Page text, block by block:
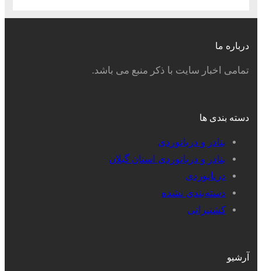
درباره ما
تمامی اخبار سایت با ذکر منبع می باشد.
دسته بندی ها
بنادر و دریانوردی
بنادر و دریانوردی استان گیلان
دریانوردی
دسته‌بندی نشده
کشتیرانی
آرشیو